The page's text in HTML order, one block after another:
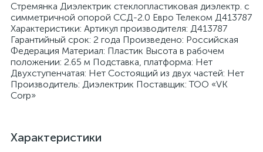
Стремянка Диэлектрик стеклопластиковая диэлектр. с
симметричной опорой ССД-2.0 Евро Телеком Д413787
Характеристики: Артикул производителя: Д413787
Гарантийный срок: 2 года Произведено: Российская
Федерация Материал: Пластик Высота в рабочем
положении: 2.65 м Подставка, платформа: Нет
Двухступенчатая: Нет Состоящий из двух частей: Нет
Производитель: Диэлектрик Поставщик: ТОО «VK
Corp»
Характеристики